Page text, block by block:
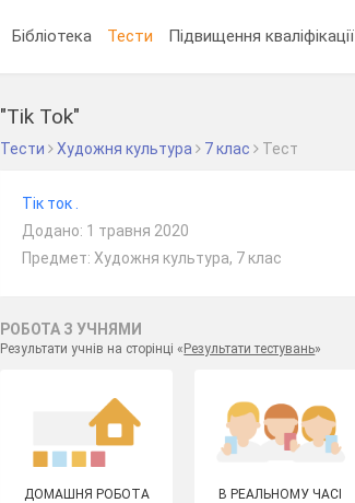
Бібліотека Тести Підвищення кваліфікації
"Tik Tok"
Тести Художня культура 7 клас Тест
Тік ток .
Додано: 1 травня 2020
Предмет: Художня культура, 7 клас
РОБОТА З УЧНЯМИ
Результати учнів на сторінці « Результати тестувань»
ДОМАШНЯ РОБОТА В РЕАЛЬНОМУ ЧАСІ